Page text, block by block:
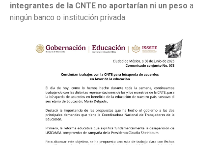
integrantes de la CNTE no aportarían ni un peso a
ningún banco o institución privada.